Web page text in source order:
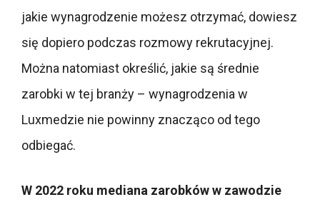
jakie wynagrodzenie możesz otrzymać, dowiesz
się dopiero podczas rozmowy rekrutacyjnej.
Można natomiast określić, jakie są średnie
zarobki w tej branży – wynagrodzenia w
Luxmedzie nie powinny znacząco od tego
odbiegać.
W 2022 roku mediana zarobków w zawodzie